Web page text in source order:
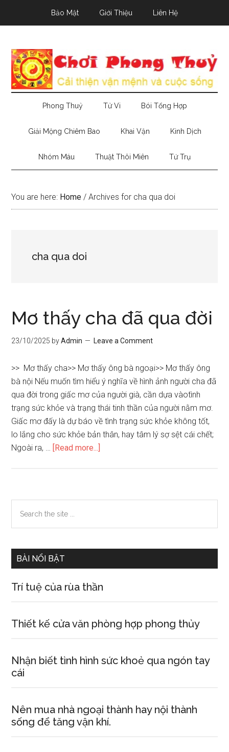
Bảo Mật Giới Thiệu Liên Hệ
Phong Thuỷ Tử Vi Bói Tổng Hợp
Giải Mộng Chiêm Bao Khai Vận Kinh Dịch
Nhóm Máu Thuật Thôi Miên Tứ Trụ
You are here: Home / Archives for cha qua doi
cha qua doi
Mơ thấy cha đã qua đời
23/10/2025 byAdmin Leave a Comment
>> Mơ thấy cha>> Mơ thấy ông bà ngoại>> Mơ thấy ông
bà nội Nếu muốn tìm hiểu ý nghĩa về hình ảnh người cha đã
qua đời trong giấc mơ của người già, cần dựa vàotình
trạng sức khỏe và trạng thái tinh thần của người nằm mơ.
Giấc mơ đấy là dự báo về tình trạng sức khỏe không tốt,
lo lắng cho sức khỏe bản thân, hay tâm lý sợ sệt cái chết;
Ngoài ra, … [Read more...]
đã
đời
Primary
Sidebar
the
BÀI NỔI BẬT
Trí tuệ của rùa thần
Thiết kế cửa văn phòng hợp phong thủy
Nhận biết tình hình sức khoẻ qua ngón tay
cái
Nên mua nhà ngoại thành hay nội thành
sống để tăng vận khí.